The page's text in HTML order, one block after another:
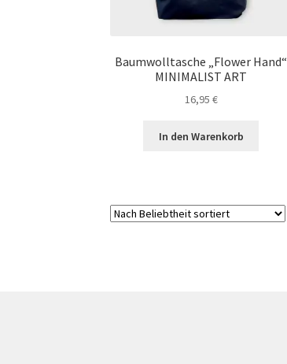
Baumwolltasche „Flower Hand“
MINIMALIST ART
16,95 €
In den Warenkorb